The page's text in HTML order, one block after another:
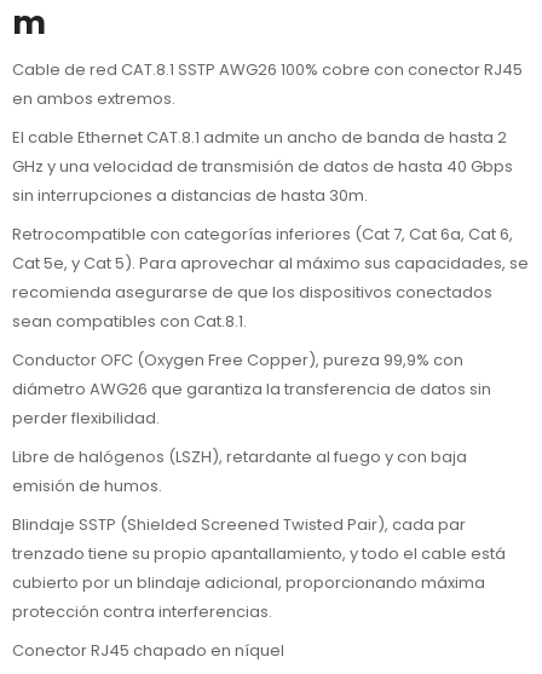
m
Cable de red CAT.8.1 SSTP AWG26 100% cobre con conector RJ45
en ambos extremos.
El cable Ethernet CAT.8.1 admite un ancho de banda de hasta 2
GHz y una velocidad de transmisión de datos de hasta 40 Gbps
sin interrupciones a distancias de hasta 30m.
Retrocompatible con categorías inferiores (Cat 7, Cat 6a, Cat 6,
Cat 5e, y Cat 5). Para aprovechar al máximo sus capacidades, se
recomienda asegurarse de que los dispositivos conectados
sean compatibles con Cat.8.1.
Conductor OFC (Oxygen Free Copper), pureza 99,9% con
diámetro AWG26 que garantiza la transferencia de datos sin
perder flexibilidad.
Libre de halógenos (LSZH), retardante al fuego y con baja
emisión de humos.
Blindaje SSTP (Shielded Screened Twisted Pair), cada par
trenzado tiene su propio apantallamiento, y todo el cable está
cubierto por un blindaje adicional, proporcionando máxima
protección contra interferencias.
Conector RJ45 chapado en níquel